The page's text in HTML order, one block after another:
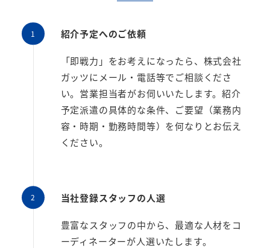
紹介予定へのご依頼
「即戦力」をお考えになったら、株式会社
ガッツにメール・電話等でご相談くださ
い。営業担当者がお伺いいたします。紹介
予定派遣の具体的な条件、ご要望（業務内
容・時期・勤務時間等）を何なりとお伝え
ください。
当社登録スタッフの人選
豊富なスタッフの中から、最適な人材をコ
ーディネーターが人選いたします。